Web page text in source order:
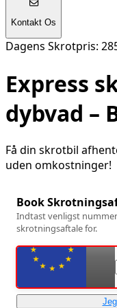
Kontakt Os
Dagens Skrotpris:
Express
dybvad –
Få din skrotbil
uden omkostninger!
Book
Indtast venligst
skrotningsaftale for.